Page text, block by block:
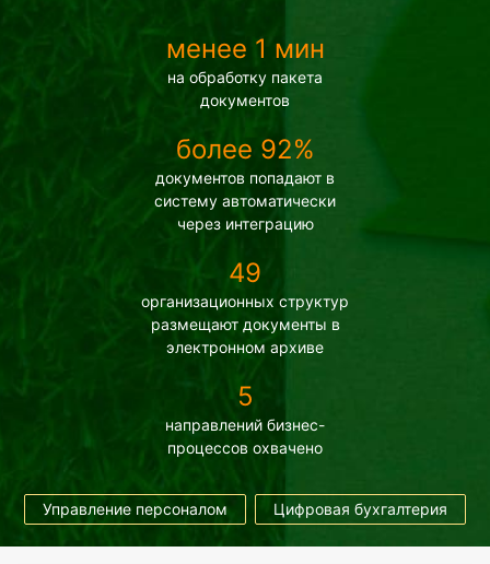
менее 1 мин
на обработку пакета
документов
более 92%
документов попадают в
систему автоматически
через интеграцию
49
организационных структур
размещают документы в
электронном архиве
5
направлений бизнес-
процессов охвачено
Управление персоналом Цифровая бухгалтерия